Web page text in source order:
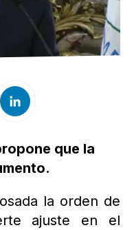
que la
la orden de
ajuste en el